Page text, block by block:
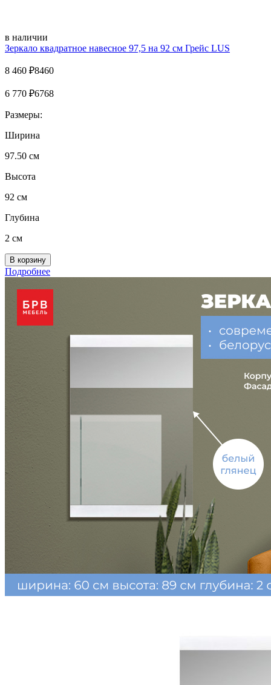
в наличии
Зеркало квадратное навесное 97,5 на 92 см Грейс LUS
8 460 ₽8460
6 770 ₽6768
Размеры:
Ширина
97.50 см
Высота
92 см
Глубина
2 см
Подробнее